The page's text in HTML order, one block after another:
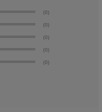
(0)
(0)
(0)
(0)
(0)